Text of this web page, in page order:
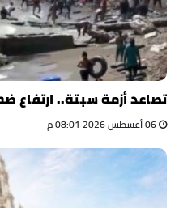
تصاعد أزمة سبتة.. ارتفاع